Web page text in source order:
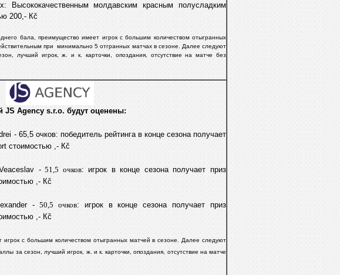
молдавским красным полусладким
200,- Кč
бала, преимущество имеет игрок с большим количеством отыгранных
при минимально 5 отгранных матчax в сезоне.
Далее следуют
лучший игрок, ж. и к. карточки, опоздания, отсутствие на матче без
JS Agency s.r.o. будут оценены:
- 65,5 очков: победитель рейтинга в конце сезона получает
стоимостью ,- Кč
- 51,5 очков: игрок в конце сезона получает приз
,- Кč
- 50,5 очков: игрок в конце сезона получает приз
,- Кč
игрок с большим количеством отыгранных матчей в сезоне. Далее следуют
за сезон, лучший игрок, ж. и к. карточки, опоздания, отсутствие на матче